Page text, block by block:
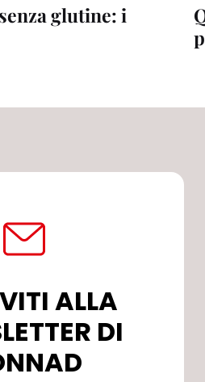
glutine: i
ALLA
DI